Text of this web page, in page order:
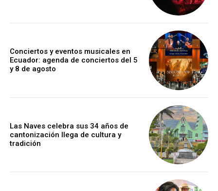
Conciertos y eventos musicales en
Ecuador: agenda de conciertos del 5
y 8 de agosto
Las Naves celebra sus 34 años de
cantonización llega de cultura y
tradición